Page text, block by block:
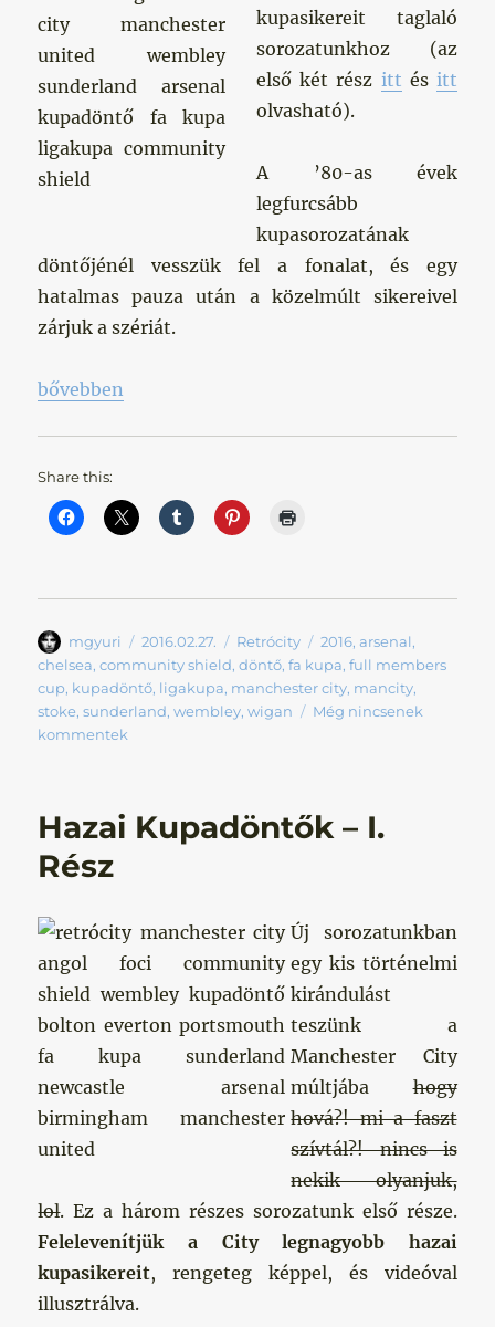
kupasikereit taglaló
sorozatunkhoz (az
első két rész itt és itt
olvasható).
A ’80-as évek
legfurcsább
kupasorozatának
döntőjénél vesszük fel a fonalat, és egy
hatalmas pauza után a közelmúlt sikereivel
zárjuk a szériát.
„Hazai kupadöntők – III. rész „
bővebben
Share this:
Szerző
mgyuri Közzétéve
2016.02.27. Kategória
Retrócity Címke
2016,arsenal,
chelsea,community shield,döntő,fa kupa,full members
cup, kupadöntő, ligakupa, manchester city, mancity,
stoke,sunderland,wembley,wigan
Még nincsenek
kommentek
Hazai Kupadöntők – I.
Rész
Új sorozatunkban
egy kis történelmi
kirándulást
teszünk a
Manchester City
múltjábahogy
hová?! mi a faszt
szívtál?! nincs is
nekik olyanjuk,
lol. Ez a három részes sorozatunk első része.
Felelevenítjük a City legnagyobb hazai
kupasikereit, rengeteg képpel, és videóval
illusztrálva.